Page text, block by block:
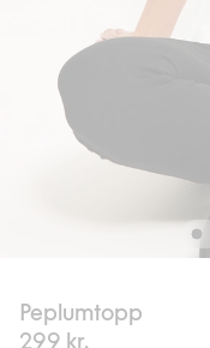
Peplumtopp
299 kr.